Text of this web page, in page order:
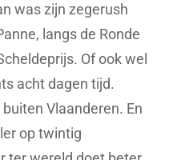
was zijn zegerush
langs de Ronde
Of ook wel
acht dagen tijd.
Vlaanderen. En
op twintig